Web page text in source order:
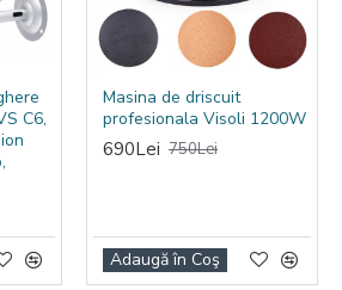
1200 mm
52 kg
1600 × 600 × 568
C6,
Masina de driscuit
profesionala Visoli 1200W
690Lei 750Lei
Adaugă în Coş